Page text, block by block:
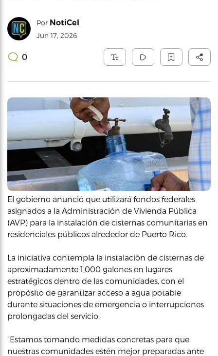
Por NotiCel
Jun 17, 2026
0
El gobierno anunció que utilizará fondos federales
asignados a la Administración de Vivienda Pública
(AVP) para la instalación de cisternas comunitarias en
residenciales públicos alrededor de Puerto Rico.
La iniciativa contempla la instalación de cisternas de
aproximadamente 1,000 galones en lugares
estratégicos dentro de las comunidades, con el
propósito de garantizar acceso a agua potable
durante situaciones de emergencia o interrupciones
prolongadas del servicio.
“Estamos tomando medidas concretas para que
nuestras comunidades estén mejor preparadas ante